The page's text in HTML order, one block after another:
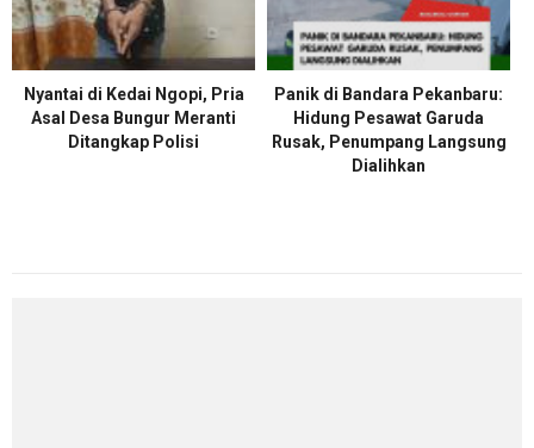
Nyantai di Kedai Ngopi, Pria
Asal Desa Bungur Meranti
Ditangkap Polisi
Panik di Bandara Pekanbaru:
Hidung Pesawat Garuda
Rusak, Penumpang Langsung
Dialihkan